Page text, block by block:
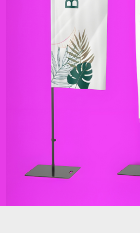
DTF Gang Sheet
Articles Promo
PROMO
Tout Catalogue
Sac
Articles Promo